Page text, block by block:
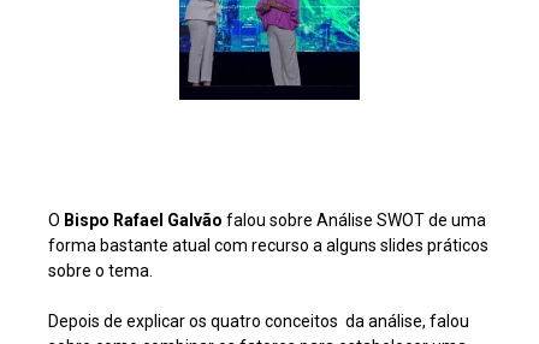
O Bispo Rafael Galvão falou sobre Análise SWOT de uma
forma bastante atual com recurso a alguns slides práticos
sobre o tema.
Depois de explicar os quatro conceitos da análise, falou